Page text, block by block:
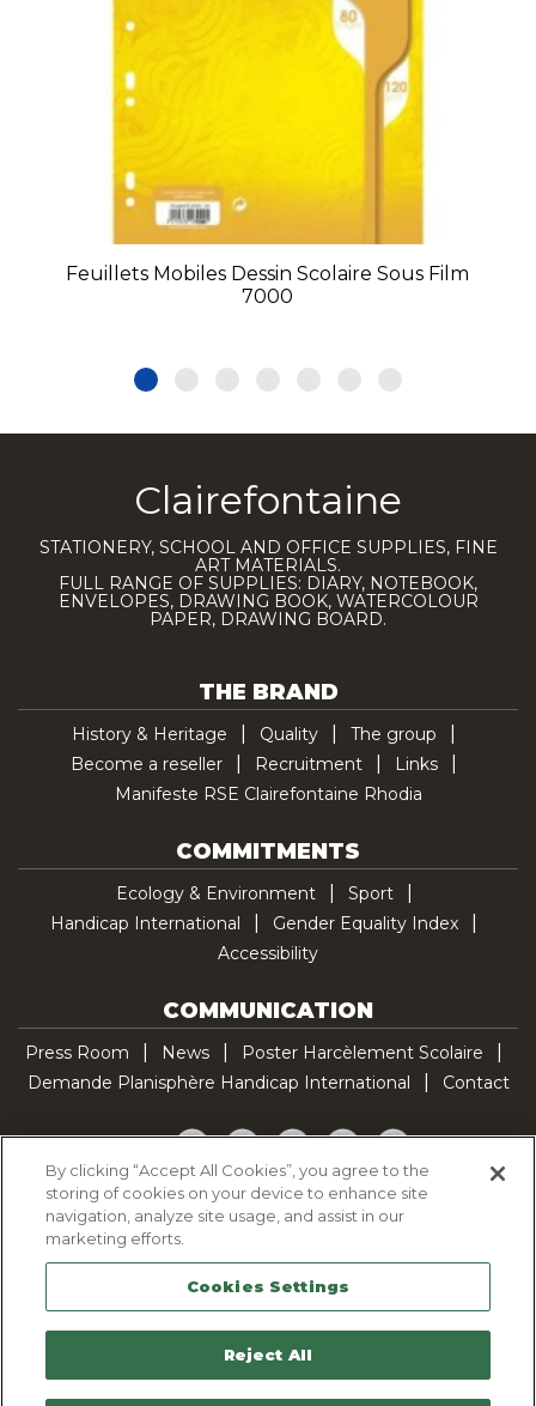
Feuillets Mobiles Dessin Scolaire Sous Film
7000
Clairefontaine
STATIONERY, SCHOOL AND OFFICE SUPPLIES, FINE
ART MATERIALS.
FULL RANGE OF SUPPLIES: DIARY, NOTEBOOK,
ENVELOPES, DRAWING BOOK, WATERCOLOUR
PAPER, DRAWING BOARD.
THE BRAND
History & Heritage Quality
The group
Become a reseller
Recruitment
Links
Manifeste RSE Clairefontaine Rhodia
COMMITMENTS
Ecology & Environment
Sport
Handicap International
Gender Equality Index
Accessibility
COMMUNICATION
Press Room News
Poster Harcèlement Scolaire
Demande Planisphère Handicap International
Contact
Facebook
TwitterYouTubePinterestTikTok
Cookie Policy
Legal Notice
Sitemap
Contactez-nous
By clicking “Accept All Cookies”, you agree to the
storing of cookies on your device to enhance site
navigation, analyze site usage, and assist in our
marketing efforts.
Cookies Settings
Reject All